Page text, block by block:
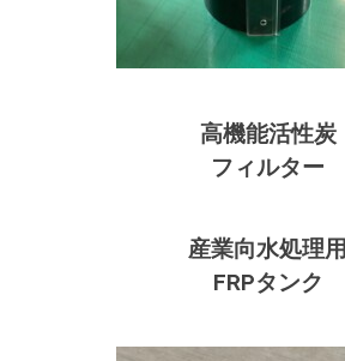
高機能活性炭
フィルター
産業向水処理用
FRPタンク